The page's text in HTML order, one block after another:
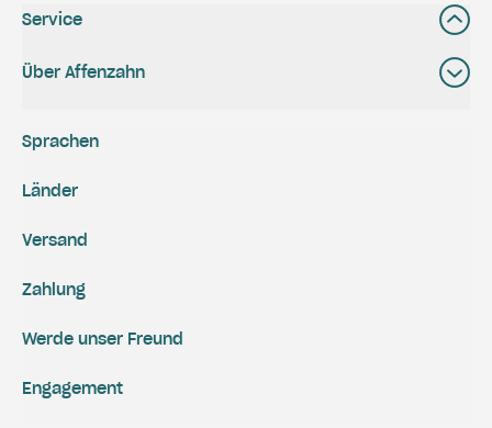
Service
Über Affenzahn
Versand
Zahlung
Engagement
Werde unser Freund
Sprachen
Länder